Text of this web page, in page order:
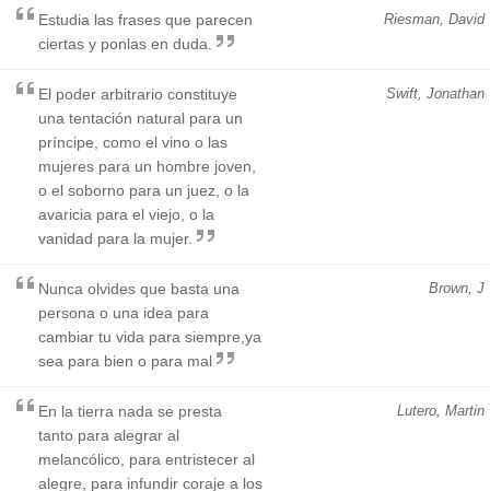
Riesman, David
Estudia las frases que parecen
ciertas y ponlas en duda.
Swift, Jonathan
El poder arbitrario constituye
una tentación natural para un
príncipe, como el vino o las
mujeres para un hombre joven,
o el soborno para un juez, o la
avaricia para el viejo, o la
vanidad para la mujer.
Brown, J
Nunca olvides que basta una
persona o una idea para
cambiar tu vida para siempre,ya
sea para bien o para mal
Lutero, Martin
En la tierra nada se presta
tanto para alegrar al
melancólico, para entristecer al
alegre, para infundir coraje a los